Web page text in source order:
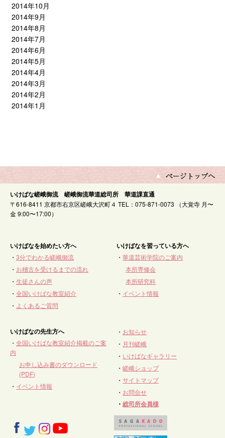
2014年10月
2014年9月
2014年8月
2014年7月
2014年6月
2014年5月
2014年4月
2014年3月
2014年2月
2014年1月
いけばな嵯峨御流 嵯峨御流華道総司所 華道課直通
〒616-8411 京都市右京区嵯峨大沢町４ TEL：075-871-0073 （大覚寺 月〜
金 9:00〜17:00）
いけばなを始めたい方へ
・ 3分でわかる嵯峨御流
・ お稽古を受けるまでの流れ
・ 生徒さんの声
・ 全国いけばな教室紹介
・ よくあるご質問
いけばなを習っている方へ
・華道芸術学院のご案内
本所専修会
本所研究科
・ イベント情報
いけばなの先生方へ
・ 全国いけばな教室紹介掲載のご案
内
お申し込み書のダウンロード
(PDF)
・ イベント情報
・ お知らせ
・ 月刊嵯峨
・ いけばなギャラリー
・嵯峨ショップ
・サイトマップ
・ お問合せ
・総司所会員様